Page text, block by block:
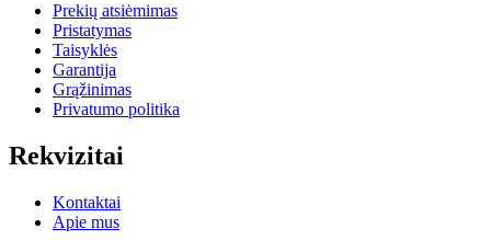
Prekių atsiėmimas
Pristatymas
Taisyklės
Garantija
Grąžinimas
Privatumo politika
Rekvizitai
Kontaktai
Apie mus